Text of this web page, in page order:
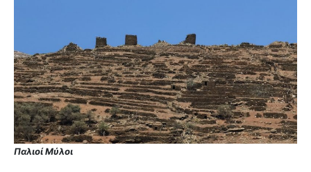
Παλιοί Μύλοι